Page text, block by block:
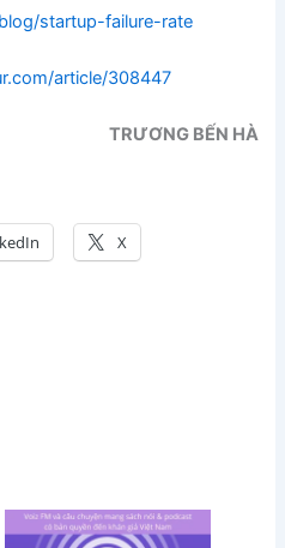
startup-failure-rate
article/308447
TRƯƠNG BẾN HÀ
X